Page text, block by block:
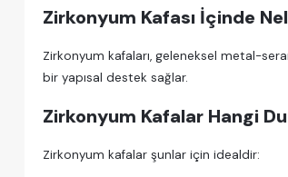
Zirkonyum Kafası İçinde
Zirkonyum kafaları, geleneksel metal-
bir yapısal destek sağlar.
Zirkonyum Kafalar Hangi
Zirkonyum kafalar şunlar için idealdir: